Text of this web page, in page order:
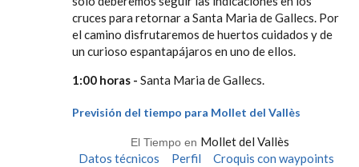
cruces para retornar a Santa Maria de Gallecs. Por
el camino disfrutaremos de huertos cuidados y de
un curioso espantapájaros en uno de ellos.
1:00 horas - Santa Maria de Gallecs.
Previsión del tiempo para Mollet del Vallès
El Tiempo en Mollet del Vallès
Datos técnicos
Perfil
Croquis con waypoints